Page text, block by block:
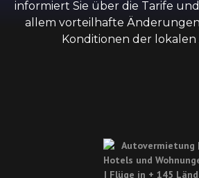
informiert Sie über die Tarife
allem vorteilhafte
Konditionen der lokalen